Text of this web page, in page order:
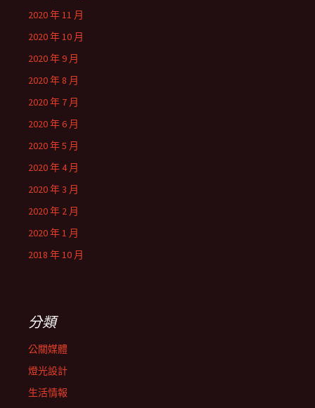
2020 年 11 月
2020 年 10 月
2020 年 9 月
2020 年 8 月
2020 年 7 月
2020 年 6 月
2020 年 5 月
2020 年 4 月
2020 年 3 月
2020 年 2 月
2020 年 1 月
2018 年 10 月
分類
公關媒體
燈光設計
生活情報